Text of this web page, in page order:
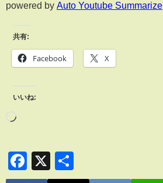
powered by Auto Youtube Summarize
共有:
Facebook X
いいね:
Facebook
X